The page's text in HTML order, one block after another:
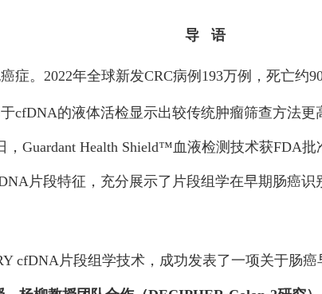
导 语
症。2022年全球新发CRC病例193万例，死亡约
cfDNA的液体活检显示出较传统肿瘤筛查方法
，Guardant Health Shield™血液检测技术获FDA
片段特征，充分展示了片段组学在早期肠癌识
cfDNA片段组学技术，成功发表了一项关于肠癌